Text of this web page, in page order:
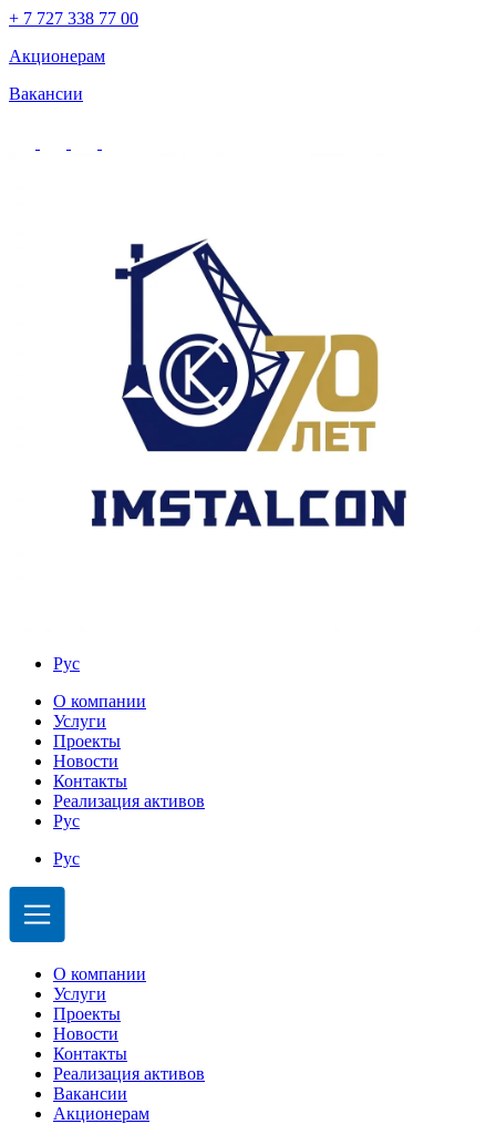
+ 7 727 338 77 00
Акционерам
Вакансии
Рус
О компании
Услуги
Проекты
Новости
Контакты
Реализация активов
Рус
Рус
О компании
Услуги
Проекты
Новости
Контакты
Реализация активов
Вакансии
Акционерам